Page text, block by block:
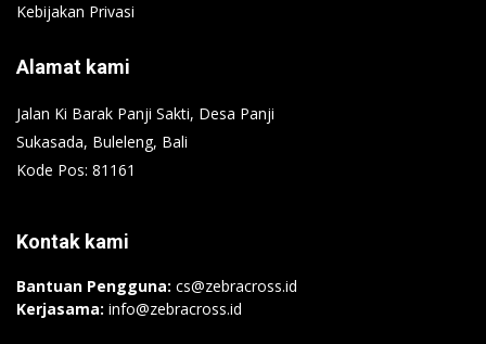
Kebijakan Privasi
Alamat kami
Jalan Ki Barak Panji Sakti, Desa Panji
Sukasada, Buleleng, Bali
Kode Pos: 81161
Kontak kami
Bantuan Pengguna: cs@zebracross.id
Kerjasama: info@zebracross.id